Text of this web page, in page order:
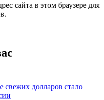
сайта в этом браузере для
свежих долларов стало